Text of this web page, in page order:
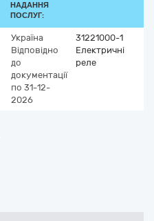
НАДАННЯ
ПОСЛУГ:
Україна
Відповідно
до
документації
по 31-12-
2026
31221000-1
Електричні
реле